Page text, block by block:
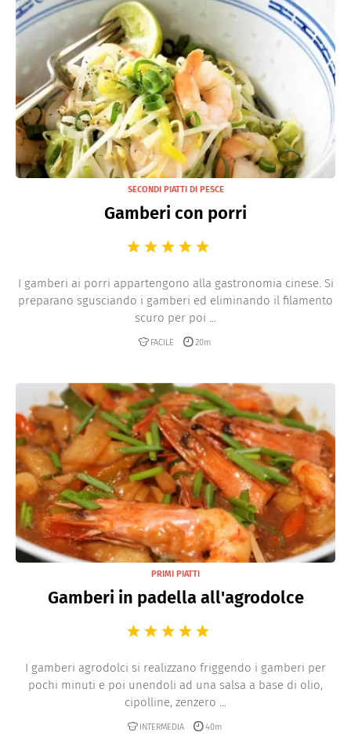
SECONDI PIATTI DI PESCE
Gamberi con porri
I gamberi ai porri appartengono alla gastronomia cinese. Si
preparano sgusciando i gamberi ed eliminando il filamento
scuro per poi ...
FACILE 20m
PRIMI PIATTI
Gamberi in padella all'agrodolce
I gamberi agrodolci si realizzano friggendo i gamberi per
pochi minuti e poi unendoli ad una salsa a base di olio,
cipolline, zenzero ...
INTERMEDIA 40m